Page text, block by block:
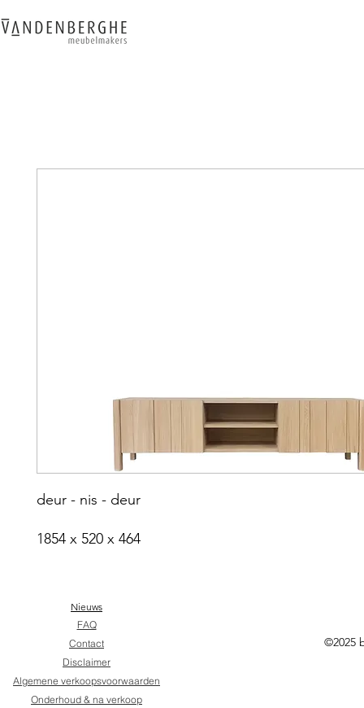
deur - nis - deur
1854 x 520 x 464
Nieuws
FAQ
Contact
Disclaimer
Algemene verkoopsvoorwaarden
Onderhoud & na verkoop
©2025